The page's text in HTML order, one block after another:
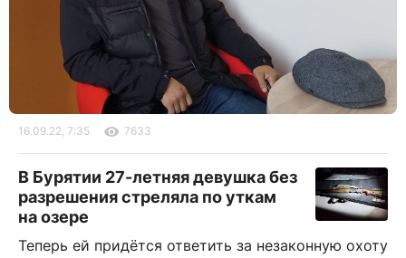
16.09.22, 7:35 7633
В Бурятии 27-летняя девушка без
разрешения стреляла по уткам
на озере
Теперь ей придётся ответить за незаконную охоту